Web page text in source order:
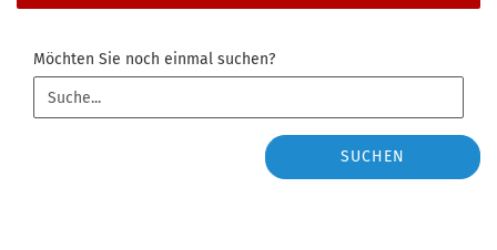
MÖCHTEN
SIE
NOCH
EINMAL
Möchten Sie noch einmal suchen?
SUCHEN